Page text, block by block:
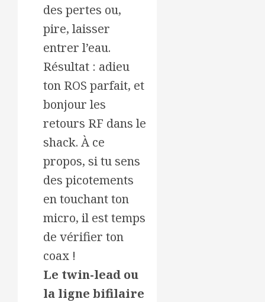
des pertes ou,
pire, laisser
entrer l’eau.
Résultat : adieu
ton ROS parfait, et
bonjour les
retours RF dans le
shack. À ce
propos, si tu sens
des picotements
en touchant ton
micro, il est temps
de vérifier ton
coax !
Le twin-lead ou
la ligne bifilaire